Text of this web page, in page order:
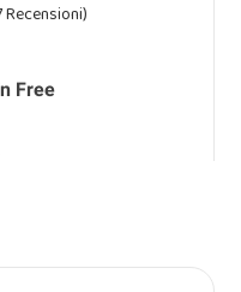
Free
Recensioni)